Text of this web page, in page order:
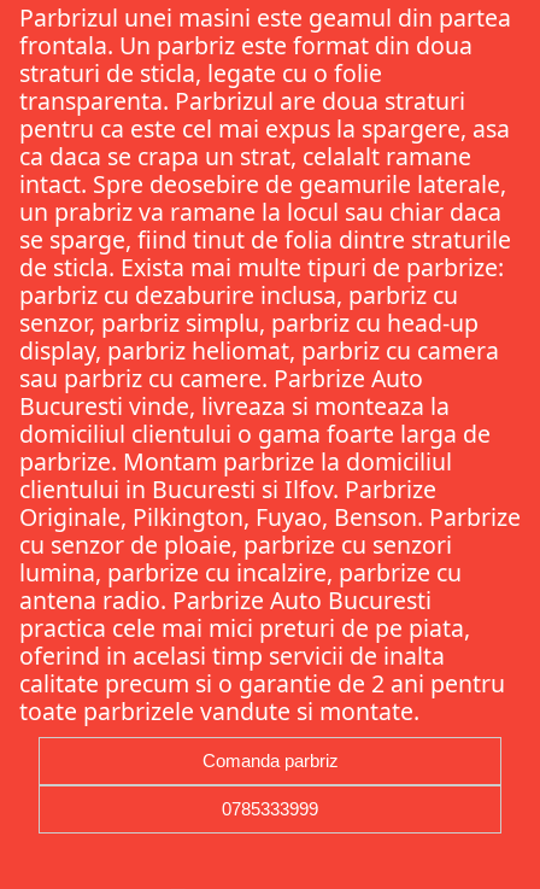
Parbrizul unei masini este geamul din partea
frontala. Un parbriz este format din doua
straturi de sticla, legate cu o folie
transparenta. Parbrizul are doua straturi
pentru ca este cel mai expus la spargere, asa
ca daca se crapa un strat, celalalt ramane
intact. Spre deosebire de geamurile laterale,
un prabriz va ramane la locul sau chiar daca
se sparge, fiind tinut de folia dintre straturile
de sticla. Exista mai multe tipuri de parbrize:
parbriz cu dezaburire inclusa, parbriz cu
senzor, parbriz simplu, parbriz cu head-up
display, parbriz heliomat, parbriz cu camera
sau parbriz cu camere. Parbrize Auto
Bucuresti vinde, livreaza si monteaza la
domiciliul clientului o gama foarte larga de
parbrize. Montam parbrize la domiciliul
clientului in Bucuresti si Ilfov. Parbrize
Originale, Pilkington, Fuyao, Benson. Parbrize
cu senzor de ploaie, parbrize cu senzori
lumina, parbrize cu incalzire, parbrize cu
antena radio. Parbrize Auto Bucuresti
practica cele mai mici preturi de pe piata,
oferind in acelasi timp servicii de inalta
calitate precum si o garantie de 2 ani pentru
toate parbrizele vandute si montate.
Comanda parbriz
0785333999